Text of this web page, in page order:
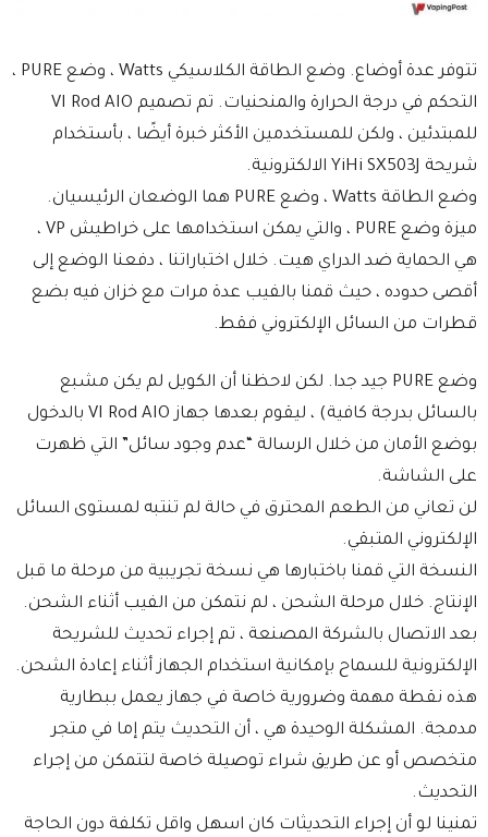
تتوفر عدة أوضاع. وضع الطاقة الكلاسيكي Watts ، وضع PURE ،
التحكم في درجة الحرارة والمنحنيات. تم تصميم VI Rod AIO
للمبتدئين ، ولكن للمستخدمين الأكثر خبرة أيضًا ، بأستخدام
شريحة YiHi SX503J الالكترونية.
وضع الطاقة Watts ، وضع PURE هما الوضعان الرئيسيان.
ميزة وضع PURE ، والتي يمكن استخدامها على خراطيش VP ،
هي الحماية ضد الدراي هيت. خلال اختباراتنا ، دفعنا الوضع إلى
أقصى حدوده ، حيث قمنا بالفيب عدة مرات مع خزان فيه بضع
قطرات من السائل الإلكتروني فقط.
وضع PURE جيد جدا. لكن لاحظنا أن الكويل لم يكن مشبع
بالسائل بدرجة كافية) ، ليقوم بعدها جهاز VI Rod AIO بالدخول
بوضع الأمان من خلال الرسالة “عدم وجود سائل” التي ظهرت
على الشاشة.
لن تعاني من الطعم المحترق في حالة لم تنتبه لمستوى السائل
الإلكتروني المتبقي.
النسخة التي قمنا باختبارها هي نسخة تجريبية من مرحلة ما قبل
الإنتاج. خلال مرحلة الشحن ، لم نتمكن من الفيب أثناء الشحن.
بعد الاتصال بالشركة المصنعة ، تم إجراء تحديث للشريحة
الإلكترونية للسماح بإمكانية استخدام الجهاز أثناء إعادة الشحن.
هذه نقطة مهمة وضرورية خاصة في جهاز يعمل ببطارية
مدمجة. المشكلة الوحيدة هي ، أن التحديث يتم إما في متجر
متخصص أو عن طريق شراء توصيلة خاصة لتتمكن من إجراء
التحديث.
تمنينا لو أن إجراء التحديثات كان اسهل واقل تكلفة دون الحاجة